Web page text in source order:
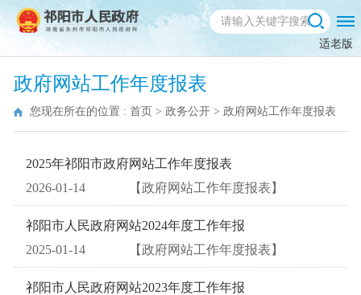
适老版
政府网站工作年度报表
您现在所在的位置 : 首页 > 政务公开 > 政府网站工作年度报表
2025年祁阳市政府网站工作年度报表
2026-01-14
【政府网站工作年度报表】
祁阳市人民政府网站2024年度工作年报
2025-01-14
【政府网站工作年度报表】
祁阳市人民政府网站2023年度工作年报